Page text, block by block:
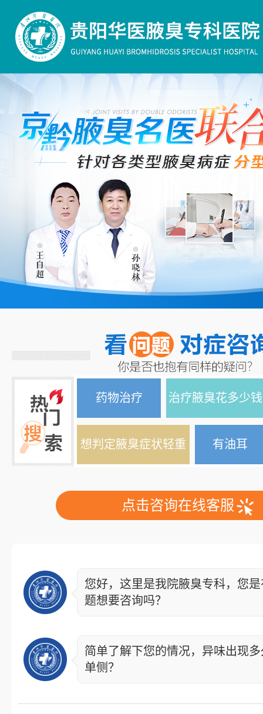
药物治疗 治疗腋臭花多少钱
想判定腋臭症状轻重 有油耳
点击咨询在线客服
您好，这里是我院腋臭专科，您
题想要咨询吗？
简单了解下您的情况，异味出现
单侧？